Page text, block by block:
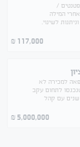
/
המילה
לשינוי.
117,000
₪
למכירה לא
לתחום עקב
שנים עם קהל
5,000,000
₪